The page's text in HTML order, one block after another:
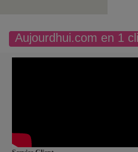
Aujourdhui.com en 1